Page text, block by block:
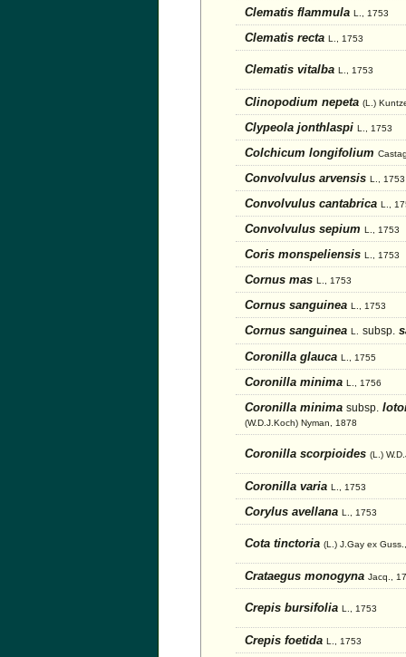
Clematis flammula L., 1753
Clematis recta L., 1753
Clematis vitalba L., 1753
Clinopodium nepeta (L.)
Clypeola jonthlaspi L., 1753
Colchicum longifolium
Convolvulus arvensis L., 1753
Convolvulus cantabrica L.,
Convolvulus sepium L., 1753
Coris monspeliensis L., 1753
Cornus mas L., 1753
Cornus sanguinea L., 1753
Cornus sanguinea L. subsp.
Coronilla glauca L., 1755
Coronilla minima L., 1756
Coronilla minima subsp.
(W.D.J.Koch) Nyman, 1878
Coronilla scorpioides (L.)
Coronilla varia L., 1753
Corylus avellana L., 1753
Cota tinctoria (L.) J.Gay ex
Crataegus monogyna Jacq.,
Crepis bursifolia L., 1753
Crepis foetida L., 1753